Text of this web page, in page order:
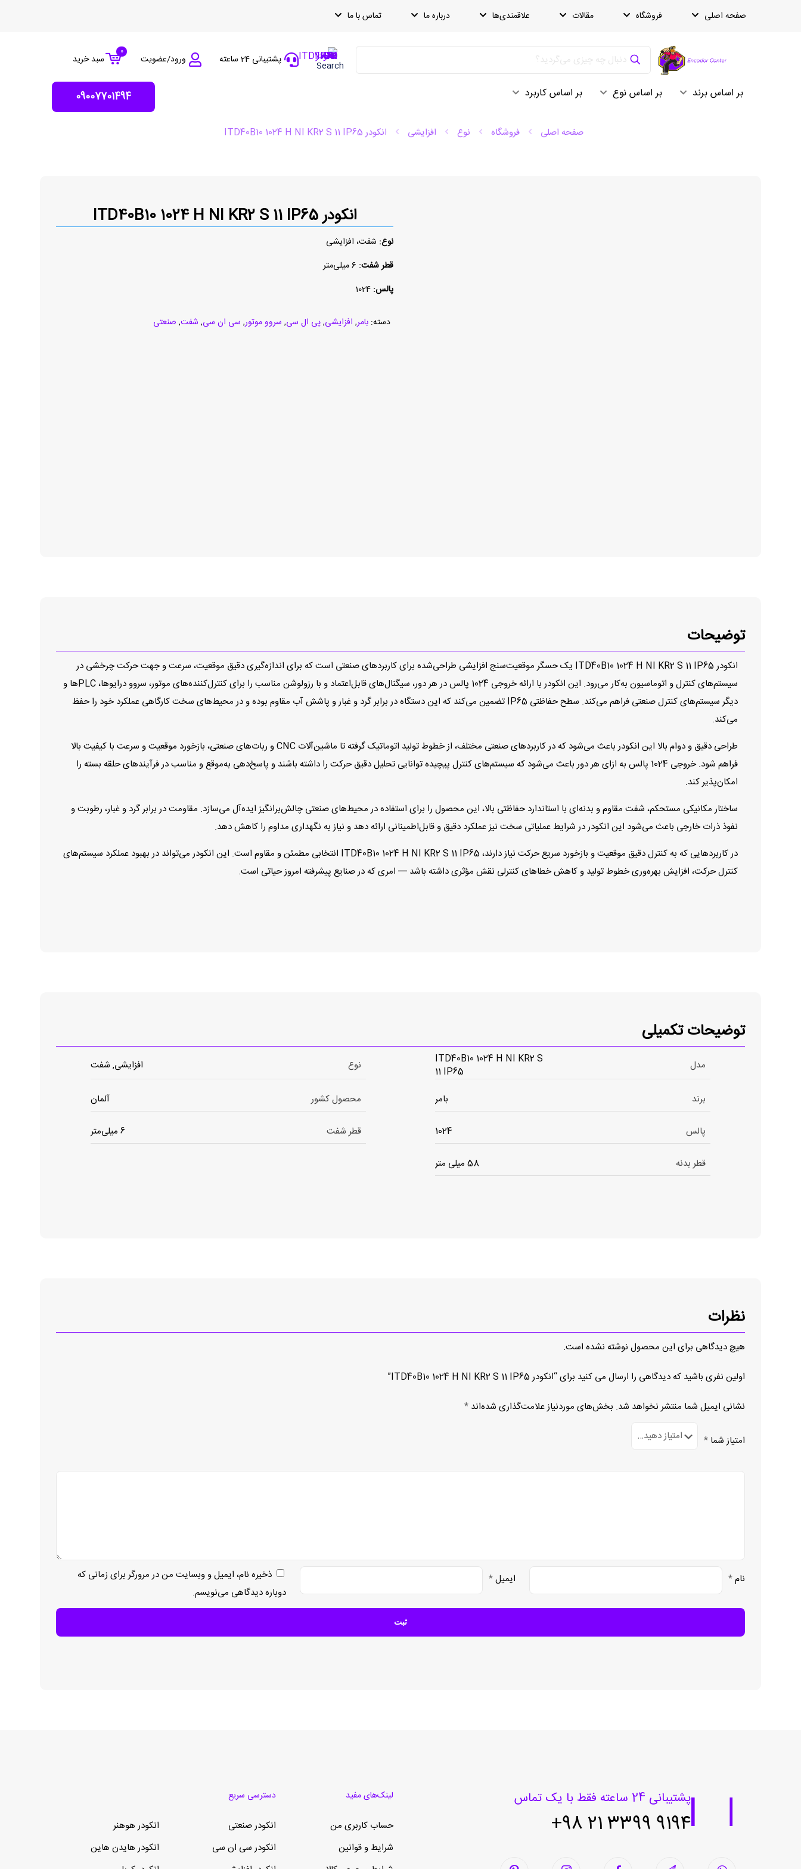
صفحه اصلی فروشگاه مقالات علاقمندی‌ها درباره ما تماس با ما
Search پشتیبانی 24 ساعته ورود/عضویت
0
سبد خرید
بر اساس برند بر اساس نوع بر اساس کاربرد 09007701494
صفحه اصلی فروشگاه نوع افزایشی انکودر ITD40B10 1024 H NI KR2 S 11 IP65
انکودر ITD40B10 1024 H NI KR2 S 11 IP65
نوع: شفت، افزایشی
قطر شفت:
پالس:
دسته: بامر, افزایشی,پی ال سی, سروو موتور, سی ان سی, شفت, صنعتی
توضیحات
انکودر ITD40B10 1024 H NI KR2 S 11 IP65 یک حسگر موقعیت‌سنج افزایشی طراحی‌شده برای کاربردهای صنعتی است که برای اندازه‌گیری دقیق موقعیت، سرعت و جهت حرکت چرخشی در
سیستم‌های کنترل و اتوماسیون به‌کار می‌رود. این انکودر با ارائه خروجی 1024 پالس در هر دور، سیگنال‌های قابل‌اعتماد و با رزولوشن مناسب را برای کنترل‌کننده‌های موتور، سروو درایوها، PLCها و
دیگر سیستم‌های کنترل صنعتی فراهم می‌کند. سطح حفاظتی IP65 تضمین می‌کند که این دستگاه در برابر گرد و غبار و پاشش آب مقاوم بوده و در محیط‌های سخت کارگاهی عملکرد خود را حفظ
می‌کند.
طراحی دقیق و دوام بالا این انکودر باعث می‌شود که در کاربردهای صنعتی مختلف، از خطوط تولید اتوماتیک گرفته تا ماشین‌آلات CNC و ربات‌های صنعتی، بازخورد موقعیت و سرعت با کیفیت بالا
فراهم شود. خروجی 1024 پالس به ازای هر دور باعث می‌شود که سیستم‌های کنترل پیچیده توانایی تحلیل دقیق حرکت را داشته باشند و پاسخ‌دهی به‌موقع و مناسب در فرآیندهای حلقه‌ بسته را
امکان‌پذیر کند.
ساختار مکانیکی مستحکم، شفت مقاوم و بدنه‌ای با استاندارد حفاظتی بالا، این محصول را برای استفاده در محیط‌های صنعتی چالش‌برانگیز ایده‌آل می‌سازد. مقاومت در برابر گرد و غبار، رطوبت و
نفوذ ذرات خارجی باعث می‌شود این انکودر در شرایط عملیاتی سخت نیز عملکرد دقیق و قابل‌اطمینانی ارائه دهد و نیاز به نگهداری مداوم را کاهش دهد.
در کاربردهایی که به کنترل دقیق موقعیت و بازخورد سریع حرکت نیاز دارند، ITD40B10 1024 H NI KR2 S 11 IP65 انتخابی مطمئن و مقاوم است. این انکودر می‌تواند در بهبود عملکرد سیستم‌های
کنترل حرکت، افزایش بهره‌وری خطوط تولید و کاهش خطاهای کنترلی نقش مؤثری داشته باشد — امری که در صنایع پیشرفته امروز حیاتی است.
توضیحات تکمیلی
مدل
ITD40B10 1024 H NI KR2 S
11 IP65
نوع افزایشی, شفت
برند بامر محصول کشور آلمان
پالس 1024 قطر شفت 6 میلی‌متر
قطر بدنه 58 میلی متر
نظرات
هیچ دیدگاهی برای این محصول نوشته نشده است.
اولین نفری باشید که دیدگاهی را ارسال می کنید برای “انکودر ITD40B10 1024 H NI KR2 S 11 IP65”
نشانی ایمیل شما منتشر نخواهد شد. بخش‌های موردنیاز علامت‌گذاری شده‌اند *
امتیاز شما *
نام* ایمیل*
ذخیره نام، ایمیل و وبسایت من در مرورگر برای زمانی که
دوباره دیدگاهی می‌نویسم.
پشتیبانی 24 ساعته فقط با یک تماس
9194 3399 21 98+
لینک‌های مفید
حساب کاربری من
شرایط و قوانین
دسترسی سریع
انکودر صنعتی
انکودر سی ان سی
انکودر هوهنر
انکودر هایدن هاین